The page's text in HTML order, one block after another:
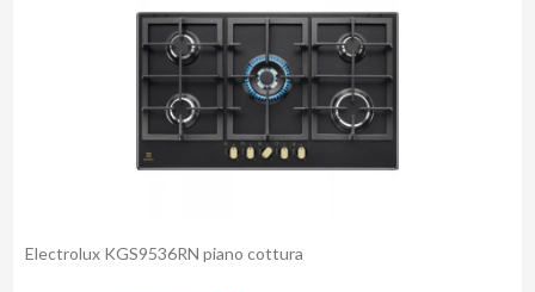
Electrolux KGS9536RN piano cottura